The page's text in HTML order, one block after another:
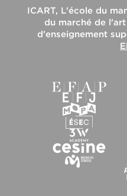
ICART, L'école du
du marché de l'art
d'enseignement